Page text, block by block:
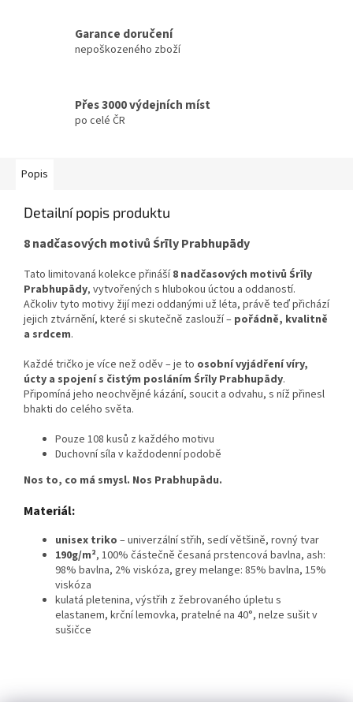
Garance doručení
nepoškozeného zboží
Přes 3000 výdejních míst
po celé ČR
Popis
Detailní popis produktu
8 nadčasových motivů Śrīly Prabhupādy
Tato limitovaná kolekce přináší8 nadčasových motivů Śrīly
Prabhupādy, vytvořených s hlubokou úctou a oddaností.
Ačkoliv tyto motivy žijí mezi oddanými už léta, právě teď přichází
jejich ztvárnění, které si skutečně zaslouží – pořádně, kvalitně
a srdcem.
Každé tričko je více než oděv – je to osobní vyjádření víry,
úcty a spojení s čistým posláním Śrīly Prabhupādy.
Připomíná jeho neochvějné kázání, soucit a odvahu, s níž přinesl
bhakti do celého světa.
Pouze 108 kusů z každého motivu
Duchovní síla v každodenní podobě
Nos to, co má smysl. Nos Prabhupādu.
Materiál:
unisex triko – univerzální střih, sedí většině, rovný tvar
190g/m², 100% částečně česaná prstencová bavlna, ash:
98% bavlna, 2% viskóza, grey melange: 85% bavlna, 15%
viskóza
kulatá pletenina, výstřih z žebrovaného úpletu s
elastanem, krční lemovka, pratelné na 40°, nelze sušit v
sušičce